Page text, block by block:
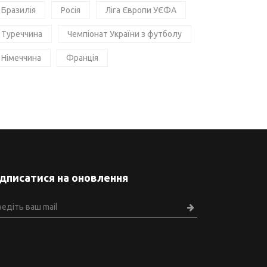
Бразилія Росія Ліга Європи УЄФА
Туреччина Чемпіонат України з футболу
Німеччина Франція
на оновлення